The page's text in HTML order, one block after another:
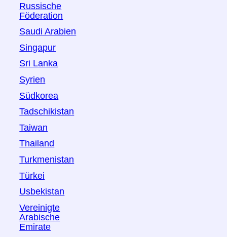
Russische
Föderation
Saudi Arabien
Singapur
Sri Lanka
Syrien
Südkorea
Tadschikistan
Taiwan
Thailand
Turkmenistan
Türkei
Usbekistan
Vereinigte
Arabische
Emirate